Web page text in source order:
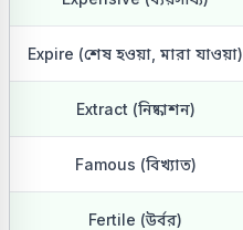
Expire (শেষ হওয়া, মারা যাওয়া)
Extract (নিষ্কাশন)
Famous (বিখ্যাত)
Fertile (উর্বর)